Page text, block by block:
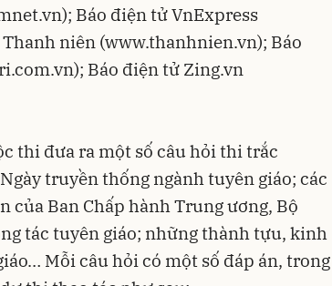
Báo điện tử VnExpress
niên (www.thanhnien.vn); Báo
Báo điện tử Zing.vn
thi đưa ra một số câu hỏi thi trắc
truyền thống ngành tuyên giáo; các
của Ban Chấp hành Trung ương, Bộ
tác tuyên giáo; những thành tựu, kinh
Mỗi câu hỏi có một số đáp án, trong